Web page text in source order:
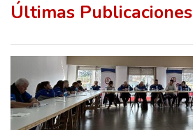
Últimas Publicaciones